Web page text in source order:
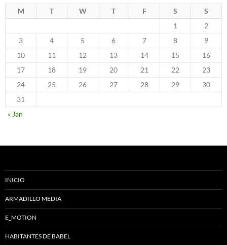
M T W T F S
S
1
2
3
4 5 6 7 8
9
10
11 12 13 14 15
16
17
18 19 20 21 22
23
24
25 26 27 28 29
30
31
« Jan
INICIO
ARMADILLO MEDIA
E_MOTION
HABITANTES DE BABEL